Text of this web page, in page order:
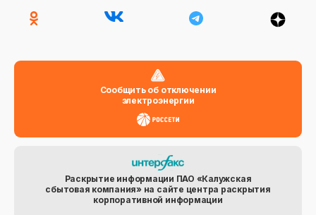
Сообщить об отключении
электроэнергии
Раскрытие информации ПАО «Калужская
сбытовая компания» на сайте центра раскрытия
корпоративной информации